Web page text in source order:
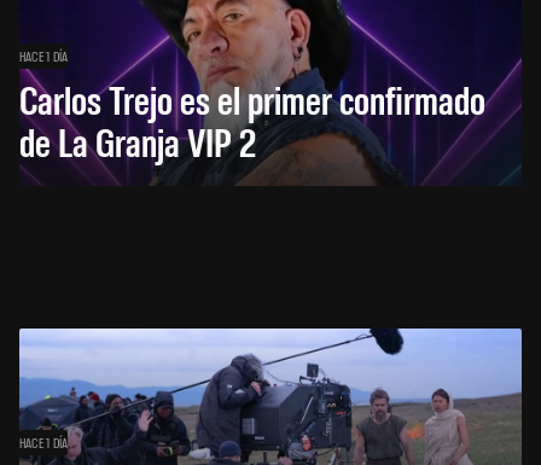
HACE 1 DÍA
Carlos Trejo es el primer confirmado
de La Granja VIP 2
HACE 1 DÍA